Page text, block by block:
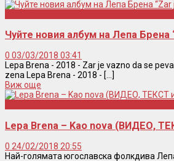
Чуйте новия албум на Лепа
0 03/03/2018 03:41
Lepa Brena - 2018 - Zar je vazno da se
zena Lepa Brena - 2018 - [...]
Виж още
Lepa Brena – Kao nova (ВИДЕО,
0 24/02/2018 20:55
Най-голямата югославска фолкдива